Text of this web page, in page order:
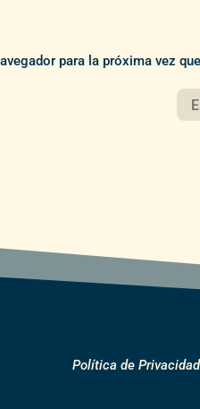
para la próxima vez
Política de Privacidad